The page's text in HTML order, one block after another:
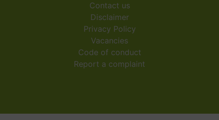
Contact us
Disclaimer
Privacy Policy
Vacancies
Code of conduct
Report a complaint